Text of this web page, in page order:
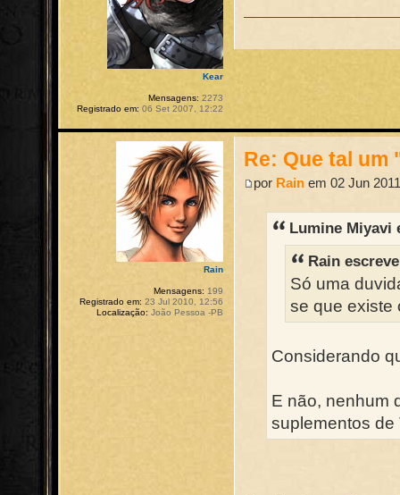
Kear
Mensagens: 2273
Registrado em: 06 Set 2007, 12:22
Re: Que tal um
por Rain em 02 Jun
Lumine Miyavi
Rain
Só uma
se que existe
Considerando
E não, nenhum
suplementos de
Rain
Mensagens: 199
Registrado em: 23 Jul 2010, 12:56
Localização: João Pessoa -PB